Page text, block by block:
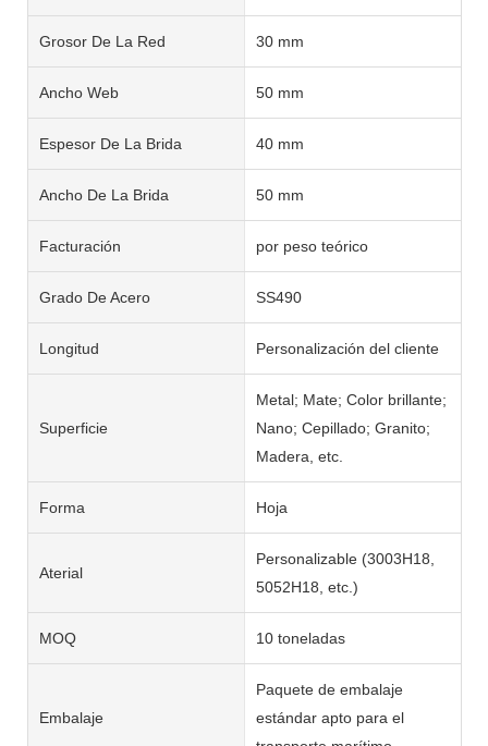
Grosor De La Red 30 mm
Ancho Web 50 mm
Espesor De La Brida 40 mm
Ancho De La Brida 50 mm
Facturación por peso teórico
Grado De Acero SS490
Longitud Personalización del cliente
Superficie
Metal; Mate; Color brillante;
Nano; Cepillado; Granito;
Madera, etc.
Forma Hoja
Aterial
Personalizable (3003H18,
5052H18, etc.)
MOQ 10 toneladas
Embalaje
Paquete de embalaje
estándar apto para el